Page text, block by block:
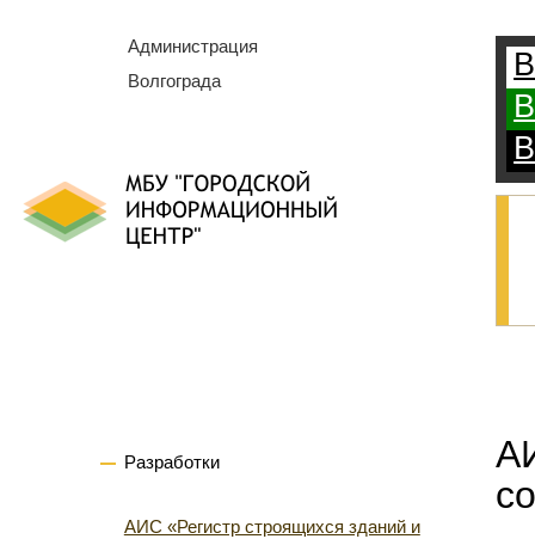
Администрация
Волгограда
Разработки
АИС «Регистр строящихся зданий и